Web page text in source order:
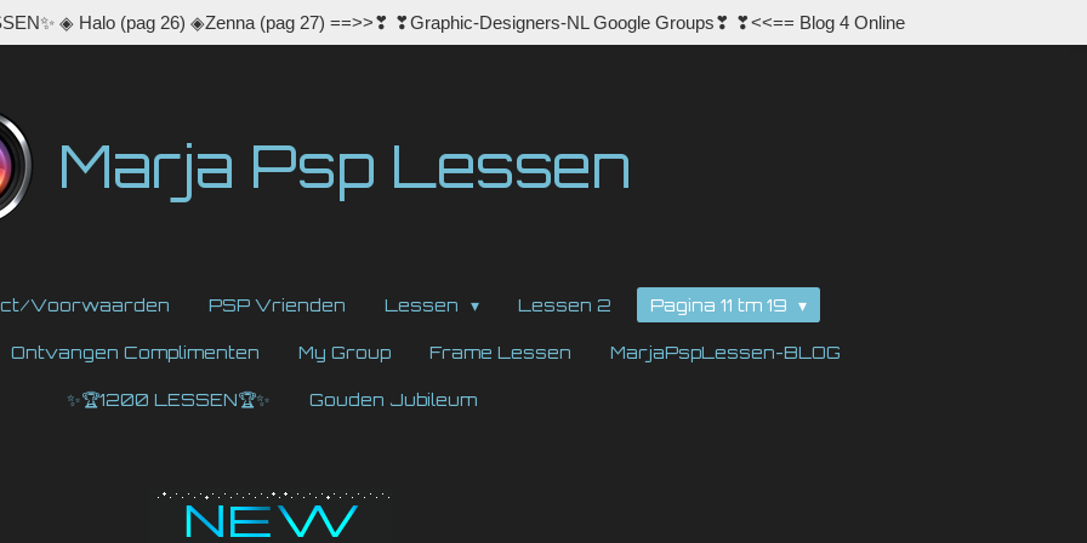
◈ Halo (pag 26) ◈Zenna (pag 27) ==>>❣ ❣Graphic-Designers-NL Google Groups❣ ❣<<== Blog 4 Online
Marja Psp Lessen
Voorwaarden PSP Vrienden Lessen Lessen 2 Pagina 11 tm 19
Ontvangen Complimenten My Group Frame Lessen MarjaPspLessen-BLOG
✨🏆1200 LESSEN🏆✨ Gouden Jubileum